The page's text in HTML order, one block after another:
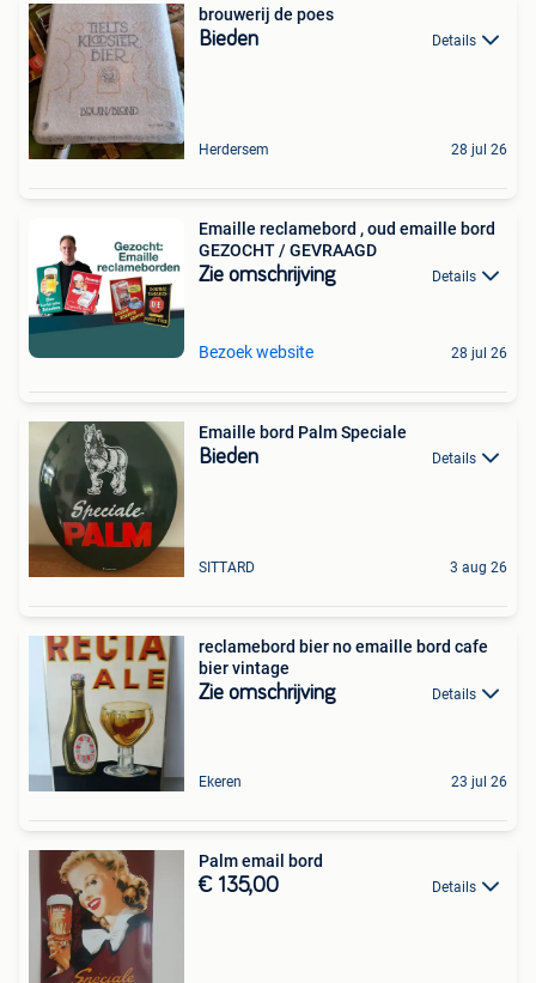
brouwerij de poes
Bieden Details
Herdersem 28 jul 26
Emaille reclamebord , oud emaille bord
GEZOCHT / GEVRAAGD
Zie omschrijving Details
Bezoek website 28 jul 26
Emaille bord Palm Speciale
Bieden Details
SITTARD 3 aug 26
reclamebord bier no emaille bord cafe
bier vintage
Zie omschrijving Details
Ekeren 23 jul 26
Palm email bord
€ 135,00 Details